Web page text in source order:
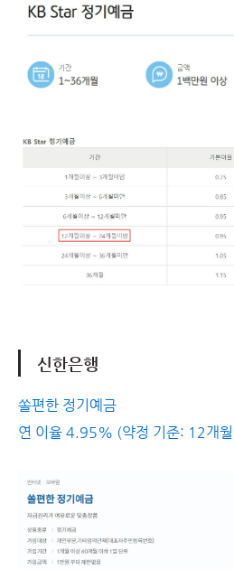
신한은행
쏠편한 정기예금
연 이율 4.95% (약정 기준: 12개